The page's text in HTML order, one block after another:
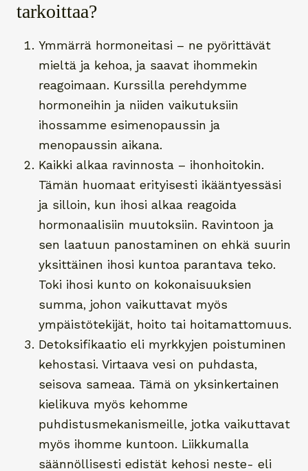
tarkoittaa?
Ymmärrä hormoneitasi – ne pyörittävät
mieltä ja kehoa, ja saavat ihommekin
reagoimaan. Kurssilla perehdymme
hormoneihin ja niiden vaikutuksiin
ihossamme esimenopaussin ja
menopaussin aikana.
Kaikki alkaa ravinnosta – ihonhoitokin.
Tämän huomaat erityisesti ikääntyessäsi
ja silloin, kun ihosi alkaa reagoida
hormonaalisiin muutoksiin. Ravintoon ja
sen laatuun panostaminen on ehkä suurin
yksittäinen ihosi kuntoa parantava teko.
Toki ihosi kunto on kokonaisuuksien
summa, johon vaikuttavat myös
ympäistötekijät, hoito tai hoitamattomuus.
Detoksifikaatio eli myrkkyjen poistuminen
kehostasi. Virtaava vesi on puhdasta,
seisova sameaa. Tämä on yksinkertainen
kielikuva myös kehomme
puhdistusmekanismeille, jotka vaikuttavat
myös ihomme kuntoon. Liikkumalla
säännöllisesti edistät kehosi neste- eli